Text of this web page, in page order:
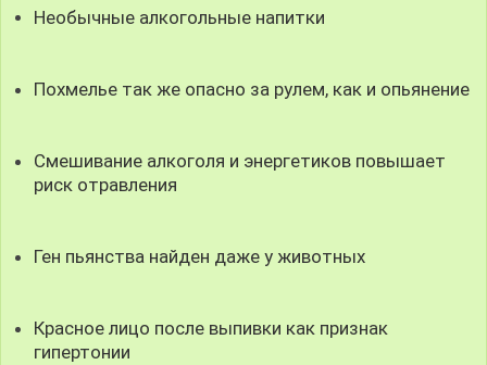
Необычные алкогольные напитки
Похмелье так же опасно за рулем, как и опьянение
Смешивание алкоголя и энергетиков повышает
риск отравления
Ген пьянства найден даже у животных
Красное лицо после выпивки как признак
гипертонии